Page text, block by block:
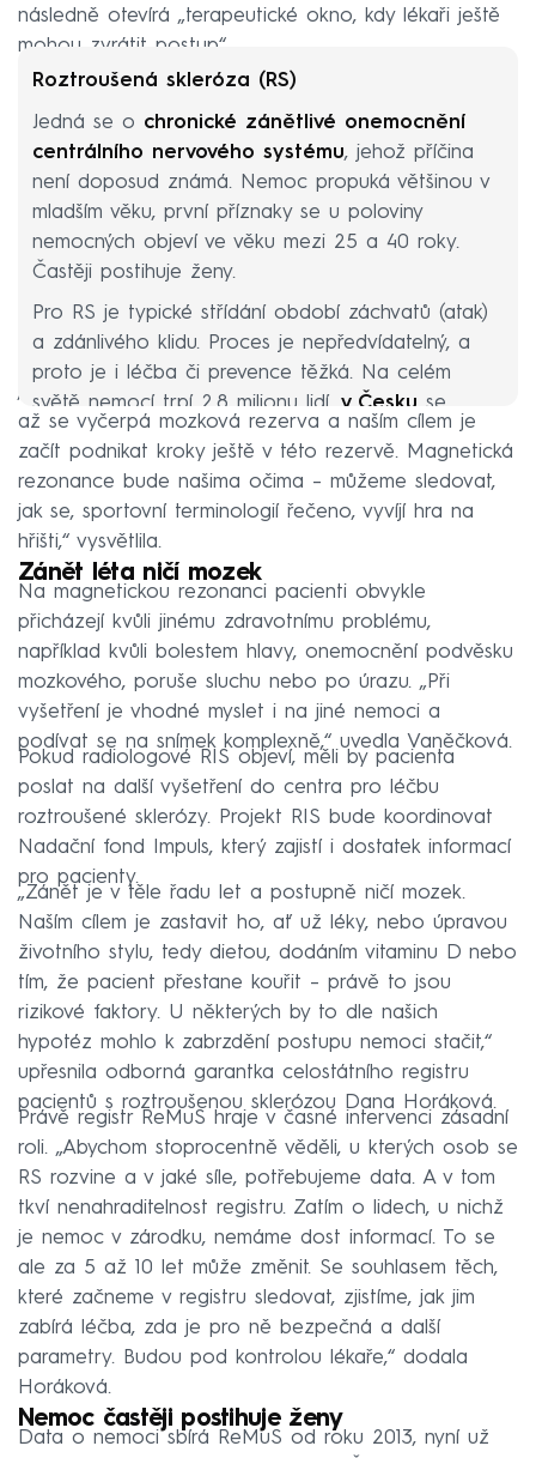
následně otevírá „terapeutické okno, kdy lékaři ještě
mohou zvrátit postup“.
Roztroušená skleróza (RS)
Jedná se o chronické zánětlivé onemocnění
centrálního nervového systému, jehož příčina
není doposud známá. Nemoc propuká většinou v
mladším věku, první příznaky se u poloviny
nemocných objeví ve věku mezi 25 a 40 roky.
Častěji postihuje ženy.
Pro RS je typické střídání období záchvatů (atak)
a zdánlivého klidu. Proces je nepředvídatelný, a
proto je i léčba či prevence těžká. Na celém
světě nemocí trpí 2,8 milionu lidí, v Česku se
odhaduje počet pacientů na 26 tisíc. Každý rok
v Česku přibude 700 až 800 nemocných.
Rizikovými faktorynemoci jsou kromě genetické
dispozice EB virus (virus Epsteina-Barrové), kouření
a nedostatek vitaminu D.
„Naprosto zásadní je rychlost. Onemocnění se projeví,
až se vyčerpá mozková rezerva a naším cílem je
začít podnikat kroky ještě v této rezervě. Magnetická
rezonance bude našima očima – můžeme sledovat,
jak se, sportovní terminologií řečeno, vyvíjí hra na
hřišti,“ vysvětlila.
Zánět léta ničí mozek
Na magnetickou rezonanci pacienti obvykle
přicházejí kvůli jinému zdravotnímu problému,
například kvůli bolestem hlavy, onemocnění podvěsku
mozkového, poruše sluchu nebo po úrazu. „Při
vyšetření je vhodné myslet i na jiné nemoci a
podívat se na snímek komplexně,“ uvedla Vaněčková.
Pokud radiologové RIS objeví, měli by pacienta
poslat na další vyšetření do centra pro léčbu
roztroušené sklerózy. Projekt RIS bude koordinovat
Nadační fond Impuls, který zajistí i dostatek informací
pro pacienty.
„Zánět je v těle řadu let a postupně ničí mozek.
Naším cílem je zastavit ho, ať už léky, nebo úpravou
životního stylu, tedy dietou, dodáním vitaminu D nebo
tím, že pacient přestane kouřit – právě to jsou
rizikové faktory. U některých by to dle našich
hypotéz mohlo k zabrzdění postupu nemoci stačit,“
upřesnila odborná garantka celostátního registru
pacientů s roztroušenou sklerózou Dana Horáková.
Právě registr ReMuS hraje v časné intervenci zásadní
roli. „Abychom stoprocentně věděli, u kterých osob se
RS rozvine a v jaké síle, potřebujeme data. A v tom
tkví nenahraditelnost registru. Zatím o lidech, u nichž
je nemoc v zárodku, nemáme dost informací. To se
ale za 5 až 10 let může změnit. Se souhlasem těch,
které začneme v registru sledovat, zjistíme, jak jim
zabírá léčba, zda je pro ně bezpečná a další
parametry. Budou pod kontrolou lékaře,“ dodala
Horáková.
Nemoc častěji postihuje ženy
Data o nemoci sbírá ReMuS od roku 2013, nyní už